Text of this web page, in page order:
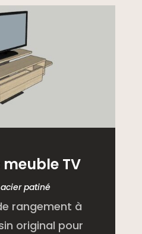
TV
patiné
rangement à
original pour